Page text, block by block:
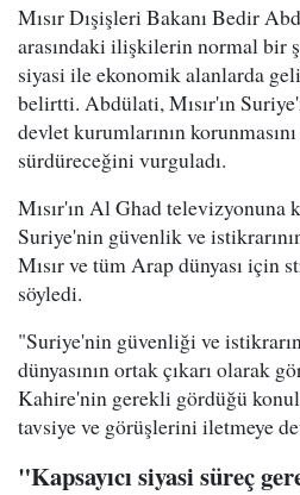
Mısır Dışişleri Bakanı Bedir
arasındaki ilişkilerin normal bir
siyasi ile ekonomik alanlarda
belirtti. Abdülati, Mısır'ın
devlet kurumlarının
sürdüreceğini vurguladı.
Mısır'ın Al Ghad televizyonuna
Suriye'nin güvenlik ve
Mısır ve tüm Arap dünyası için
söyledi.
"Suriye'nin güvenliği ve
dünyasının ortak çıkarı olarak
Kahire'nin gerekli gördüğü
tavsiye ve görüşlerini iletmeye
"Kapsayıcı siyasi süreç